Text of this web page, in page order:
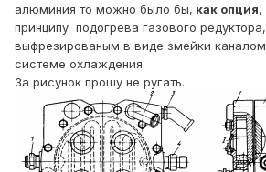
алюминия то можно было бы, как опция,
принципу подогрева газового
выфрезированым в виде змейки
системе охлаждения.
За рисунок прошу не ругать.